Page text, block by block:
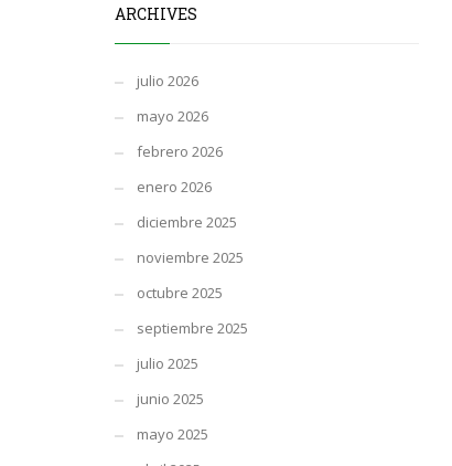
ARCHIVES
julio 2026
mayo 2026
febrero 2026
enero 2026
diciembre 2025
noviembre 2025
octubre 2025
septiembre 2025
julio 2025
junio 2025
mayo 2025